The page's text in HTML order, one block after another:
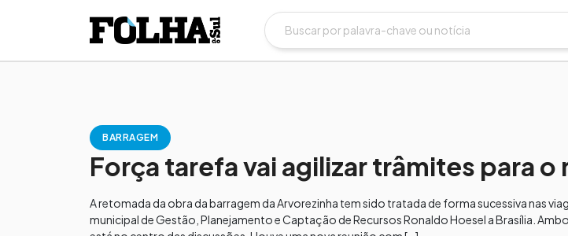
BARRAGEM
Força tarefa vai agilizar trâmites para
A retomada da obra da barragem da Arvorezinha tem sido tratada de forma sucessiva nas
municipal de Gestão, Planejamento e Captação de Recursos Ronaldo Hoesel a Brasília.